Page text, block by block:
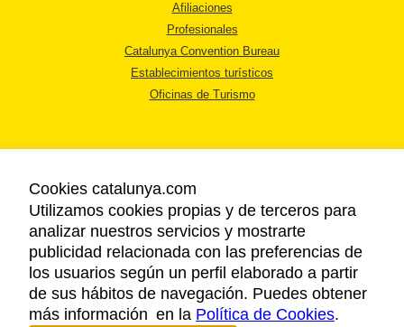
Afiliaciones
Profesionales
Catalunya Convention Bureau
Establecimientos turísticos
Oficinas de Turismo
AVISO LEGAL
POLÍTICA DE PRIVACIDAD
COOKIES
ACCESSIBILIDAD
Cookies catalunya.com
Utilizamos cookies propias y de terceros para
analizar nuestros servicios y mostrarte
publicidad relacionada con las preferencias de
los usuarios según un perfil elaborado a partir
de sus hábitos de navegación. Puedes obtener
más información en la Política de Cookies.